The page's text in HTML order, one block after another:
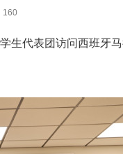
160
生代表团访问西班牙